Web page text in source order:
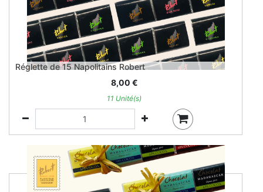
Réglette de 15 Napolitains Robert
8,00 €
11 Unité(s)